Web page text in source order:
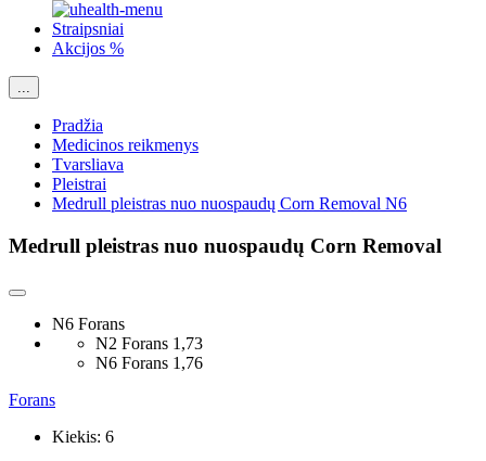
Straipsniai
Akcijos %
...
Pradžia
Medicinos reikmenys
Tvarsliava
Pleistrai
Medrull pleistras nuo nuospaudų Corn Removal N6
Medrull pleistras nuo nuospaudų Corn Removal
N6 Forans
N2 Forans 1,73
N6 Forans 1,76
Forans
Kiekis: 6